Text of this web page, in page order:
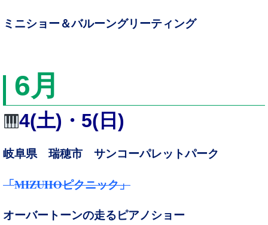
ミニショー＆バルーングリーティング
6月
4(土)・5(日)
岐阜県 瑞穂市 サンコーパレットパーク
「MIZUHOピクニック」
オーバートーンの走るピアノショー